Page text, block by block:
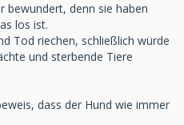
bewundert, denn sie haben
los ist.
Tod riechen, schließlich würde
und sterbende Tiere
dass der Hund wie immer